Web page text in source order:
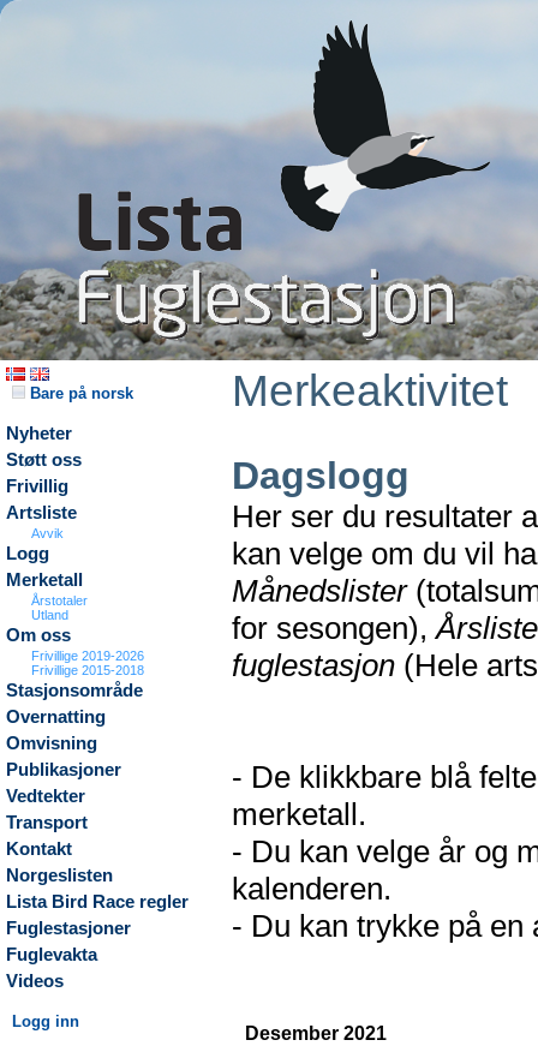
Bare på norsk
Nyheter
Støtt oss
Frivillig
Artsliste
Avvik
Logg
Merketall
Årstotaler
Utland
Om oss
Frivillige 2019-2026
Frivillige 2015-2018
Stasjonsområde
Overnatting
Omvisning
Publikasjoner
Vedtekter
Transport
Kontakt
Norgeslisten
Lista Bird Race regler
Fuglestasjoner
Fuglevakta
Videos
Logg inn
Merkeaktivitet
Dagslogg
Her ser du resultater
kan velge om du vil
Månedslister
for sesongen),
fuglestasjon (Hele
- De klikkbare blå
merketall.
- Du kan velge år og
kalenderen.
- Du kan trykke på en
Desember 2021